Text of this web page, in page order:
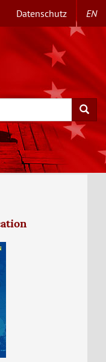
Datenschutz EN
Search